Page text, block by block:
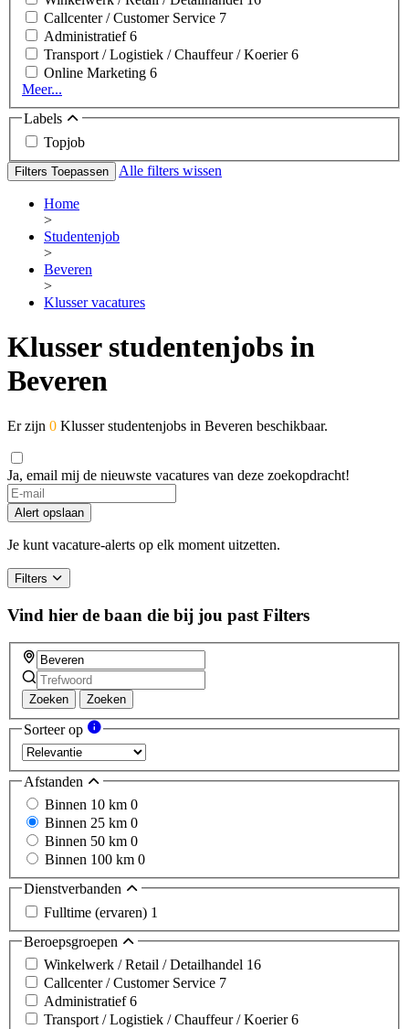
Callcenter / Customer Service 7
Administratief6
Transport / Logistiek / Chauffeur / Koerier6
Online Marketing 6
Meer...
Labels
Topjob
Filters Toepassen Alle filters wissen
Home
>
Studentenjob
>
Beveren
>
Klusser vacatures
Klusser studentenjobs in
Beveren
Er zijn 0 Klusser studentenjobs in Beveren beschikbaar.
Ja, email mij de nieuwste vacatures van deze zoekopdracht!
Alert opslaan
Je kunt vacature-alerts op elk moment uitzetten.
Filters
Vind hier de baan die bij jou past Filters
Zoeken Zoeken
Sorteer op
Afstanden
Binnen 10 km 0
Binnen 25 km 0
Binnen 50 km 0
Binnen 100 km 0
Dienstverbanden
Fulltime (ervaren) 1
Beroepsgroepen
Winkelwerk / Retail / Detailhandel 16
Callcenter / Customer Service 7
Administratief6
Transport / Logistiek / Chauffeur / Koerier6